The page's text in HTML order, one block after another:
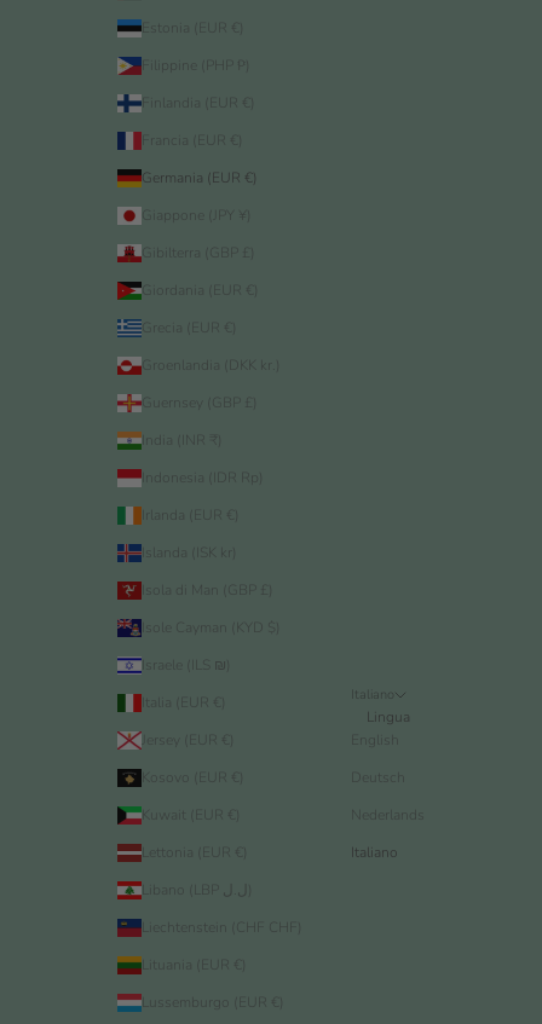
Estonia (EUR €)
Filippine (PHP ₱)
Finlandia (EUR €)
Francia (EUR €)
Germania (EUR €)
Giappone (JPY ¥)
Gibilterra (GBP £)
Giordania (EUR €)
Grecia (EUR €)
Groenlandia (DKK kr.)
Guernsey (GBP £)
India (INR ₹)
Indonesia (IDR Rp)
Irlanda (EUR €)
Islanda (ISK kr)
Isola di Man (GBP £)
Isole Cayman (KYD $)
Israele (ILS ₪)
Italia (EUR €)
Jersey (EUR €)
Kuwait (EUR €)
Lettonia (EUR €)
Liechtenstein (CHF CHF)
Lituania (EUR €)
Lussemburgo (EUR €)
Italiano
Lingua
English
Deutsch
Nederlands
Italiano